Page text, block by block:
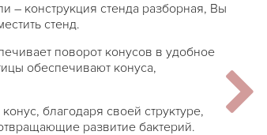
– конструкция стенда разборная, Вы
стенд.
поворот конусов в удобное
обеспечивают конуса,
благодаря своей структуре,
развитие бактерий.